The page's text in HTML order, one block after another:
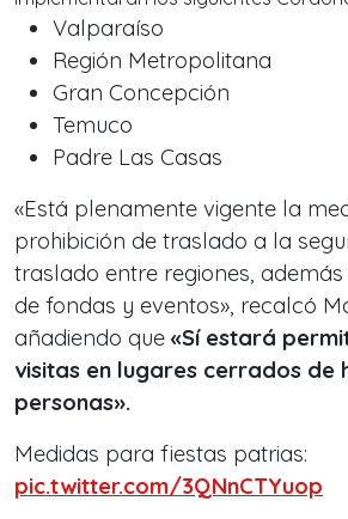
Valparaíso
Región Metropolitana
Gran Concepción
Temuco
Padre Las Casas
«Está plenamente vigente la
prohibición de traslado a la
traslado entre regiones,
de fondas y eventos», recalcó
añadiendo que «Sí estará
visitas en lugares cerrados de
personas».
Medidas para fiestas patrias:
pic.twitter.com/3QNnCTYuop